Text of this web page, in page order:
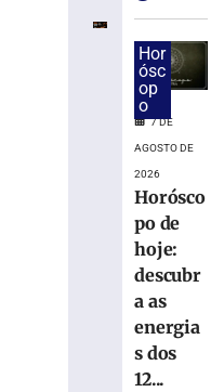
descubra
as
energias
signos
para
sexta-
feira,
07/08
agosto
Hor
ósc
op
o
7 DE
AGOSTO DE
2026
Horósco
po de
hoje:
descubr
a as
energia
s dos
12...